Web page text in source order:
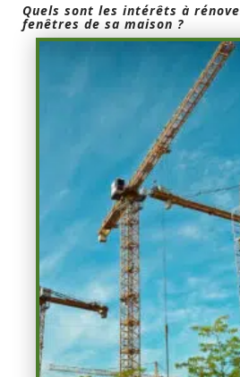
Quels sont les intérêts à
fenêtres de sa maison ?